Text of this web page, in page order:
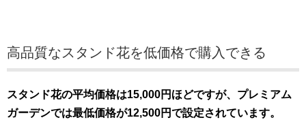
高品質なスタンド花を低価格で購入できる
スタンド花の平均価格は15,000円ほどですが、プレミアム
ガーデンでは最低価格が12,500円で設定されています。